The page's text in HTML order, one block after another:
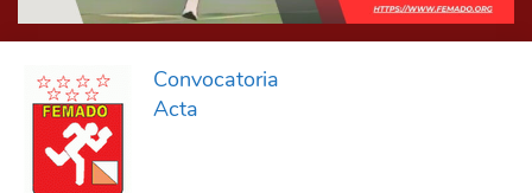
Convocatoria
Acta